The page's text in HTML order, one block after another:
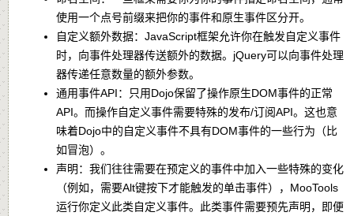
使用一个点号前缀来把你的事件和原生事件区分开。
自定义额外数据：JavaScript框架允许你在触发自定义事件
时，向事件处理器传送额外的数据。jQuery可以向事件处理
器传递任意数量的额外参数。
通用事件API：只用Dojo保留了操作原生DOM事件的正常
API。而操作自定义事件需要特殊的发布/订阅API。这也意
味着Dojo中的自定义事件不具有DOM事件的一些行为（比
如冒泡）。
声明：我们往往需要在预定义的事件中加入一些特殊的变化
（例如，需要Alt键按下才能触发的单击事件），MooTools
运行你定义此类自定义事件。此类事件需要预先声明，即便